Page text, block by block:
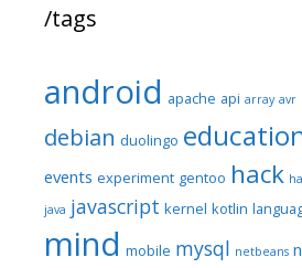
/tags
android apache api array avr
debian duolingo
events experiment gentoo hack
java javascript kernel kotlin
mind mobile mysql netbeans